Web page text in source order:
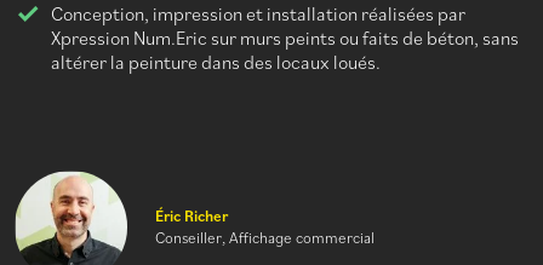
Conception, impression et installation réalisées par
Xpression Num.Eric sur murs peints ou faits de béton, sans
altérer la peinture dans des locaux loués.
Éric Richer
Conseiller, Affichage commercial